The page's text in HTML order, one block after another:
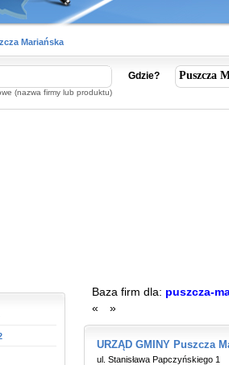
Mariańska
(nazwa firmy lub produktu)
Gdzie?
Baza firm dla: puszcza-
«
»
URZĄD GMINY Puszcza
ul. Stanisława Papczyńskiego 1